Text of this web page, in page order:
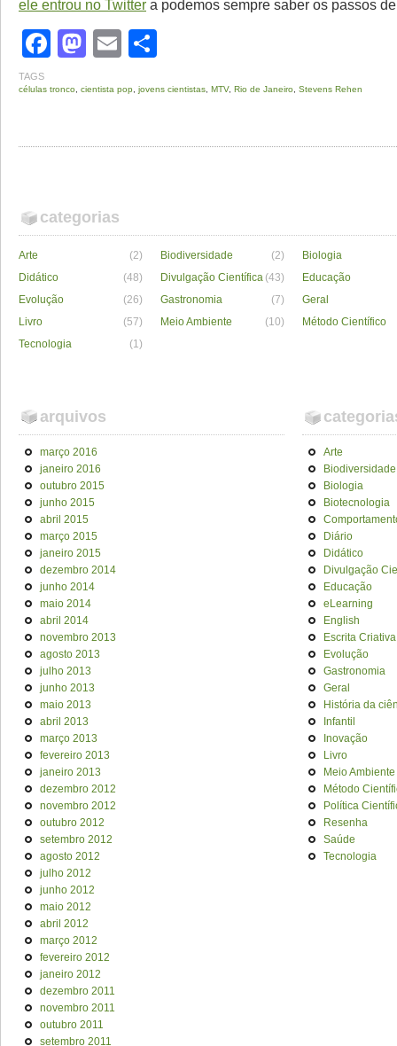
ele entrou no Twitter a podemos sempre saber os passos
Facebook
Mastodon
Email
TAGS
células tronco cientista pop jovens cientistas MTV, Rio de Janeiro Stevens Rehen
categorias
Arte (2) Biodiversidade (2)
Biologia
Didático
(48) Divulgação Científica (43)
Educação
Evolução
(26) Gastronomia (7)
Geral
Livro
(57) Meio Ambiente (10)
Método Científico
Tecnologia
(1)
arquivos
março 2016
janeiro 2016
outubro 2015
junho 2015
abril 2015
março 2015
janeiro 2015
dezembro 2014
junho 2014
maio 2014
abril 2014
novembro 2013
agosto 2013
julho 2013
junho 2013
maio 2013
abril 2013
março 2013
fevereiro 2013
janeiro 2013
dezembro 2012
novembro 2012
outubro 2012
setembro 2012
agosto 2012
julho 2012
junho 2012
maio 2012
abril 2012
março 2012
fevereiro 2012
janeiro 2012
dezembro 2011
novembro 2011
outubro 2011
setembro 2011
Arte
Biodiversidade
Biologia
Biotecnologia
Diário
Didático
Divulgação
Educação
eLearning
English
Escrita Criativa
Evolução
Gastronomia
Geral
História da
Infantil
Inovação
Livro
Meio Ambiente
Método
Política
Resenha
Saúde
Tecnologia